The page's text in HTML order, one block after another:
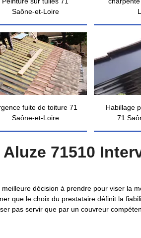
Saône-et-Loire
fuite de toiture 71
Saône-et-Loire
Habillage
71
71510
décision à prendre pour viser la
que le choix du prestataire définit la
pas servir que par un couvreur